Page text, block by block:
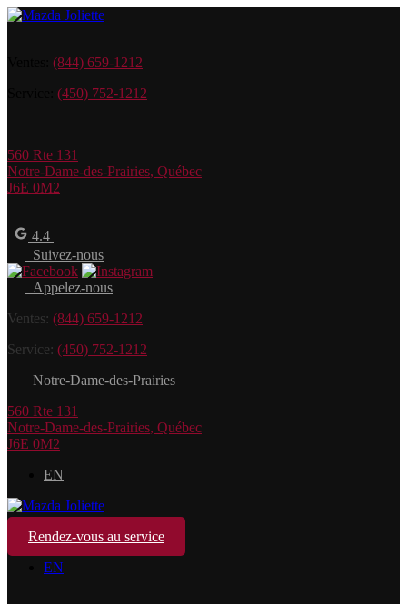
(844) 659-1212
(450) 752-1212
560 Rte 131
Notre-Dame-des-Prairies, Québec
J6E 0M2
4.4
Suivez-nous
Appelez-nous
Ventes: (844) 659-1212
Service: (450) 752-1212
Notre-Dame-des-Prairies
560 Rte 131
Notre-Dame-des-Prairies, Québec
J6E 0M2
EN
Rendez-vous au service
EN